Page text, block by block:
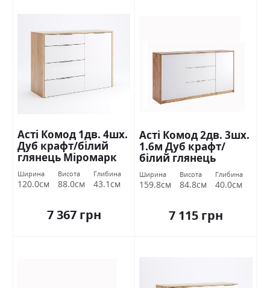
Асті Комод 1дв. 4шх.
Дуб крафт/білий
глянець Міромарк
Ширина
120.0см
Висота
88.0см
Глибина
43.1см
7 367 грн
Асті Комод 2дв. 3шх.
1.6м Дуб крафт/
білий глянець
Міромарк
Ширина
159.8см
Висота
84.8см
Глибина
40.0см
7 115 грн